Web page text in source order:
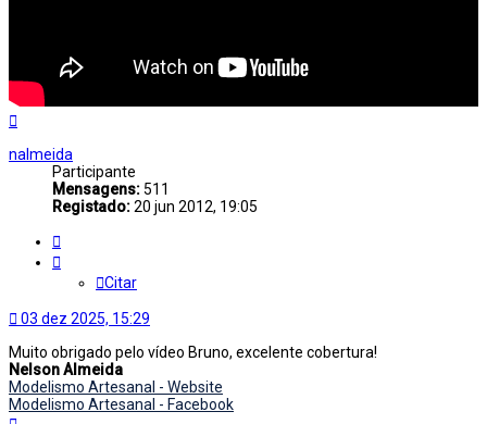
nalmeida
Participante
Mensagens:511
Registado:20 jun 2012, 19:05
Citar
03 dez 2025, 15:29
Muito obrigado pelo vídeo Bruno, excelente cobertura!
Nelson Almeida
Modelismo Artesanal - Website
Modelismo Artesanal - Facebook